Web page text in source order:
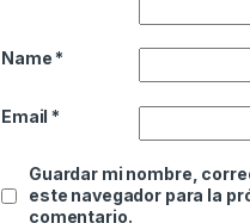
Name *
Email *
Guardar mi nombre,
este navegador para la
comentario.